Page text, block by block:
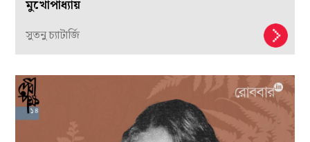
মুখোপাধ্যায়
সুতনু চ্যাটার্জি